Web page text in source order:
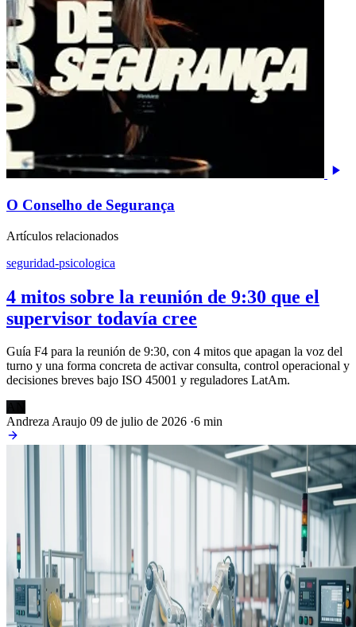
O Conselho de Segurança
Artículos relacionados
seguridad-psicologica
4 mitos sobre la reunión de 9:30 que el
supervisor todavía cree
Guía F4 para la reunión de 9:30, con 4 mitos que apagan la voz del
turno y una forma concreta de activar consulta, control operacional y
decisiones breves bajo ISO 45001 y reguladores LatAm.
Andreza Araujo 09 de julio de 2026 ·6 min